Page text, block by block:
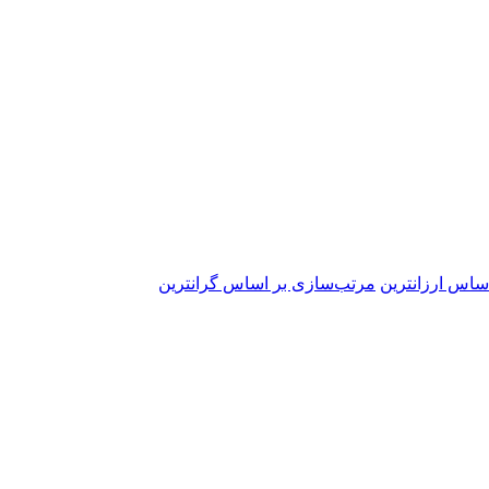
ارزانترین مرتب‌سازی بر اساس گرانترین